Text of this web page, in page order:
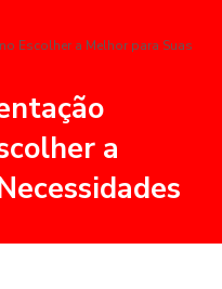
Escolher a Melhor para Suas
a